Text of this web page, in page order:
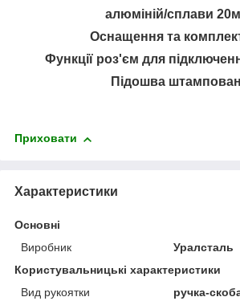
алюміній/сплави
Оснащення та
Функції роз'єм для
Підошва
Приховати
Характеристики
Основні
Виробник
Уралсталь
Користувальницькі характеристики
Вид рукоятки
ручка-